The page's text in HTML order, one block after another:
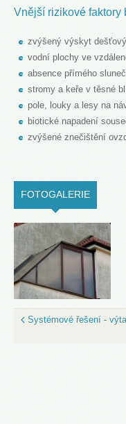
Vnější rizikové faktory
zvýšený výskyt
vodní plochy ve
absence přímého
stromy a keře v těsné
pole, louky a lesy na
biotické napadení
zvýšené znečištění
FOTOGALERIE
Systémové řešení -